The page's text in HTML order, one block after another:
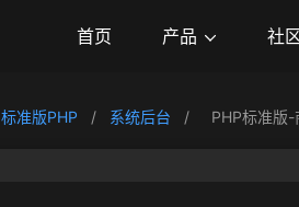
首页 产品 社
标准版PHP / 系统后台 / PHP标准版